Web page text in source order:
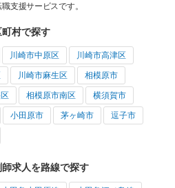
支援サービスです。
村で探す
川崎市中原区 川崎市高津区
川崎市麻生区 相模原市
相模原市南区 横須賀市
小田原市 茅ヶ崎市 逗子市
求人を路線で探す